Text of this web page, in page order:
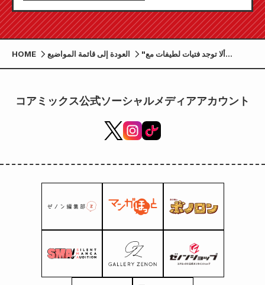
HOME العودة إلى قائمة المواضيع
"ألا توجد فتيات لطيفات مع
الأوتاكو؟!" المجلد 13، إصدار محدود
コアミックス公式ソーシャルメディアアカウント